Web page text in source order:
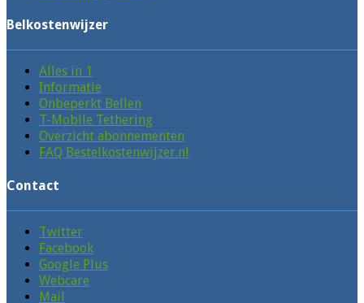
Belkostenwijzer
Alles in 1
Informatie
Onbeperkt Bellen
T-Mobile Tethering
Overzicht abonnementen
FAQ Bestelkostenwijzer.nl
Contact
Twitter
Facebook
Google Plus
Webcare
Mail